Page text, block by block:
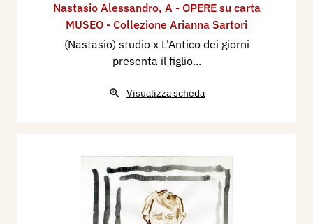
Nastasio Alessandro, A - OPERE su carta
MUSEO - Collezione Arianna Sartori
(Nastasio) studio x L'Antico dei giorni
presenta il figlio...
Visualizza scheda